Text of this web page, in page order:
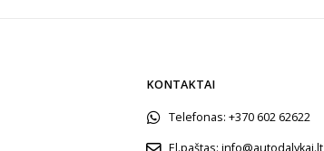
KONTAKTAI
Telefonas: +370 602 62622